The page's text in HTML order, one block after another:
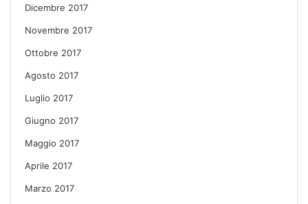
Dicembre 2017
Novembre 2017
Ottobre 2017
Agosto 2017
Luglio 2017
Giugno 2017
Maggio 2017
Aprile 2017
Marzo 2017